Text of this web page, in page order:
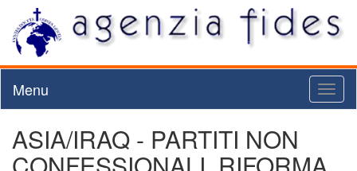
Menu
ASIA/IRAQ - PARTITI NON